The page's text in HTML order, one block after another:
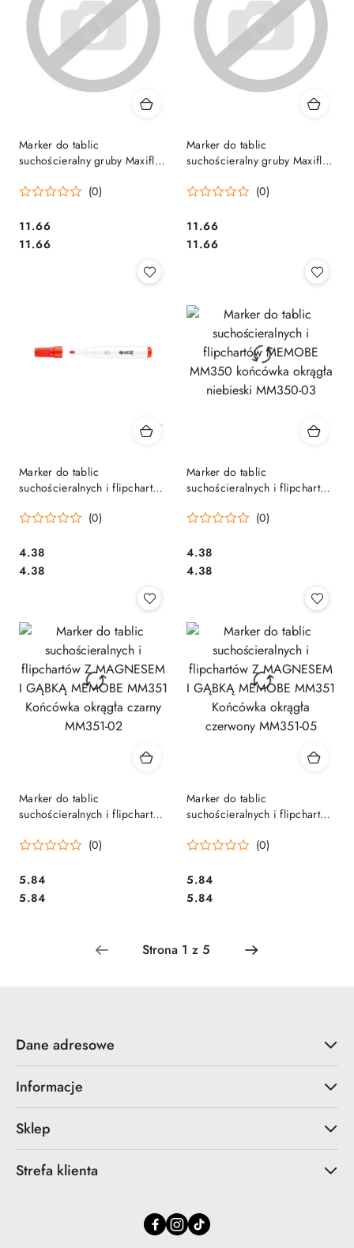
Marker do tablic
suchościeralny gruby Maxiflo
MWL5W-CX
(0)
Cena:
11.66
Cena:
11.66
Marker do tablic
suchościeralny gruby Maxiflo
suchościeralny WL5W-DX
(0)
Cena:
11.66
Cena:
11.66
Marker do tablic
suchościeralnych i flipchartów
okrągła czerwony MM350-05
(0)
Cena:
4.38
Cena:
4.38
Marker do tablic
suchościeralnych i flipchartów
okrągła niebieski MM350-03
(0)
Cena:
4.38
Cena:
4.38
Marker do tablic
suchościeralnych i flipchartów
MEMOBE MM351 Końcówka
(0)
Cena:
5.84
Cena:
5.84
Marker do tablic
suchościeralnych i flipchartów
MEMOBE MM351 Końcówka
(0)
Cena:
5.84
Cena:
5.84
Dane adresowe
Informacje
Sklep
Strefa klienta